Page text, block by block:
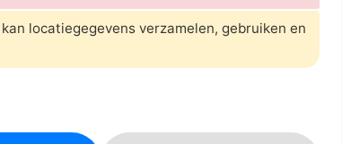
locatiegegevens verzamelen, gebruiken en